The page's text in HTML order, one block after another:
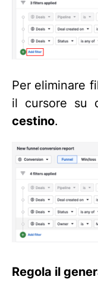
Per eliminare
il cursore su
cestino.
Regola il